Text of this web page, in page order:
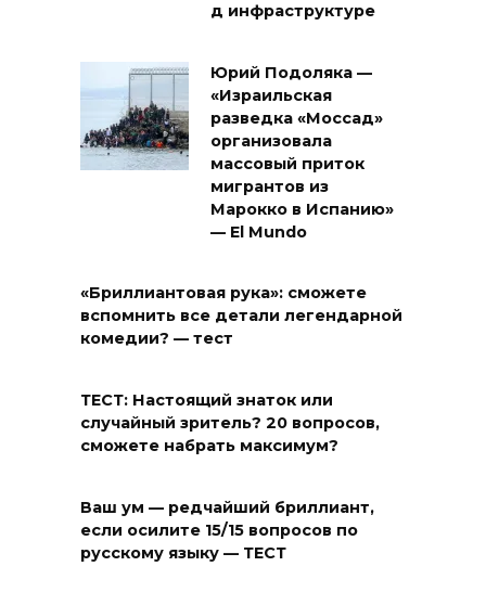
д инфраструктуре
Юрий Подоляка —
«Израильская
разведка «Моссад»
организовала
массовый приток
мигрантов из
Марокко в Испанию»
— El Mundo
«Бриллиантовая рука»: сможете
вспомнить все детали легендарной
комедии? — тест
ТЕСТ: Настоящий знаток или
случайный зритель? 20 вопросов,
сможете набрать максимум?
Ваш ум — редчайший бриллиант,
если осилите 15/15 вопросов по
русскому языку — ТЕСТ